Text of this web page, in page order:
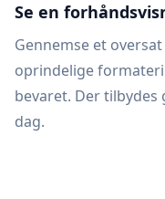
Se en
Gennemse et
oprindelige
bevaret. Der
dag.